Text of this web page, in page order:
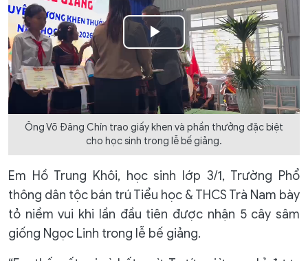
Play
Video
Ông Võ Đăng Chín trao giấy khen và phần thưởng đặc biệt
cho học sinh trong lễ bế giảng.
Em Hồ Trung Khôi, học sinh lớp 3/1, Trường Phổ
thông dân tộc bán trú Tiểu học & THCS Trà Nam bày
tỏ niềm vui khi lần đầu tiên được nhận 5 cây sâm
giống Ngọc Linh trong lễ bế giảng.